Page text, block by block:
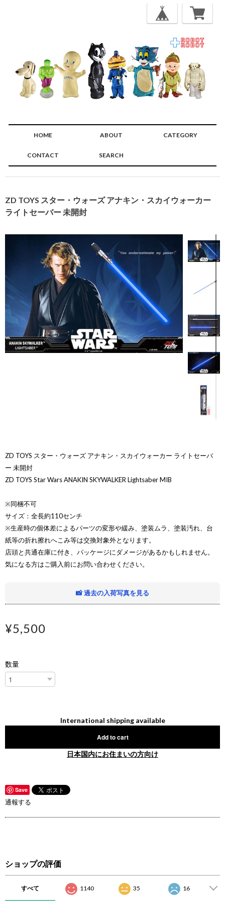
HOME ABOUT CATEGORY
CONTACT SEARCH
ZD TOYS スター・ウォーズ アナキン・スカイウォーカー
ライトセーバー 未開封
ZD TOYS スター・ウォーズ アナキン・スカイウォーカー ライトセーバ
ー 未開封
ZD TOYS Star Wars ANAKIN SKYWALKER Lightsaber MIB
※同梱不可
サイズ：全長約110センチ
※生産時の個体差によるパーツの変形や緩み、塗装ムラ、塗装汚れ、台
紙等の折れ擦れへこみ等は交換対象外となります。
店頭と共通在庫に付き、パッケージにダメージがあるかもしれません。
気になる方はご購入前にお問い合わせください。
📸 過去の入荷写真を見る
¥5,500
数量
International shipping available
Add to cart
日本国内にお住まいの方向け
Save
通報する
ショップの評価
すべて 1140 35 16